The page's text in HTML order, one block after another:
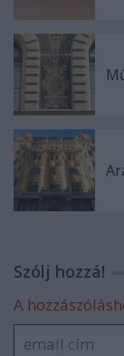
Szólj hozzá!
A